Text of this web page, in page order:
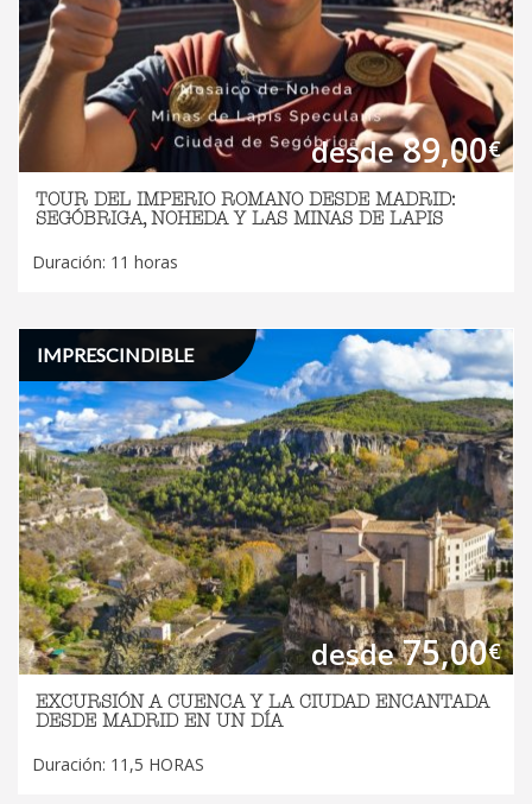
desde89,00€
TOUR DEL IMPERIO ROMANO DESDE MADRID:
SEGÓBRIGA, NOHEDA Y LAS MINAS DE LAPIS
Duración: 11 horas
desde75,00€
IMPRESCINDIBLE
EXCURSIÓN A CUENCA Y LA CIUDAD ENCANTADA
DESDE MADRID EN UN DÍA
Duración: 11,5 HORAS